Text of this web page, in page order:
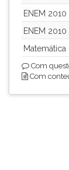
ENEM
ENEM 2010
Matemática
Com
Com